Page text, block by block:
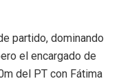
partido, dominando
el encargado de
del PT con Fátima